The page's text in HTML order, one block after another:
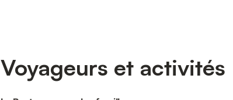
Voyageurs et activités